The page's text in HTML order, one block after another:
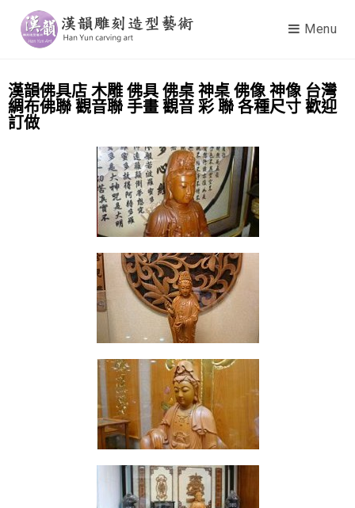
Menu
漢韻佛具店 木雕 佛具 佛桌 神桌 佛像 神像 台灣
綢布佛聯 觀音聯 手畫 觀音 彩 聯 各種尺寸 歡迎
訂做